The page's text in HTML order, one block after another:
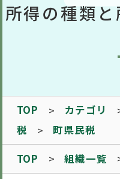
所得の種類
TOP カテゴリ
税
町県民税
TOP
組織一覧